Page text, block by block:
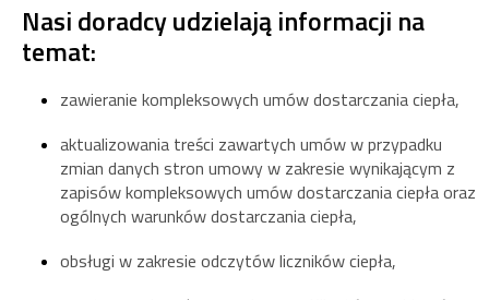
Nasi doradcy udzielają informacji na
temat:
zawieranie kompleksowych umów dostarczania ciepła,
aktualizowania treści zawartych umów w przypadku
zmian danych stron umowy w zakresie wynikającym z
zapisów kompleksowych umów dostarczania ciepła oraz
ogólnych warunków dostarczania ciepła,
obsługi w zakresie odczytów liczników ciepła,